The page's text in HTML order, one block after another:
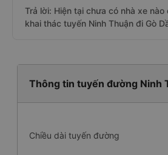
Trả lời: Hiện tại chưa có nhà xe
khai thác tuyến Ninh Thuận đi Gò
Thông tin tuyến đường Ninh
Chiều dài tuyến đường